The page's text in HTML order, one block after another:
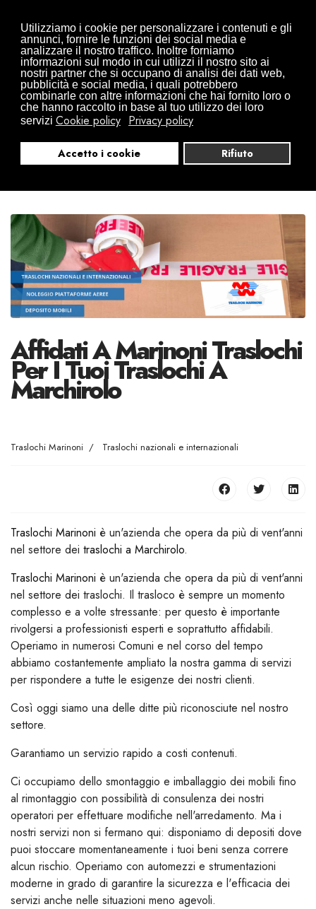
Utilizziamo i cookie per personalizzare i contenuti e gli
annunci, fornire le funzioni dei social media e
analizzare il nostro traffico. Inoltre forniamo
informazioni sul modo in cui utilizzi il nostro sito ai
nostri partner che si occupano di analisi dei dati web,
pubblicità e social media, i quali potrebbero
combinarle con altre informazioni che hai fornito loro o
che hanno raccolto in base al tuo utilizzo dei loro
servizi Cookie policy Privacy policy
Accetto i cookie Rifiuto
0322497832
+39 346 0941416
info@traslochimarinoni.it
Affidati A Marinoni Traslochi
Per I Tuoi Traslochi A
Marchirolo
Traslochi Marinoni Traslochi nazionali e internazionali
Traslochi Marinoni è un'azienda che opera da più di vent'anni
nel settore dei traslochi a Marchirolo.
Traslochi Marinoni è un'azienda che opera da più di vent'anni
nel settore dei traslochi. Il trasloco è sempre un momento
complesso e a volte stressante: per questo è importante
rivolgersi a professionisti esperti e soprattutto affidabili.
Operiamo in numerosi Comuni e nel corso del tempo
abbiamo costantemente ampliato la nostra gamma di servizi
per rispondere a tutte le esigenze dei nostri clienti.
Così oggi siamo una delle ditte più riconosciute nel nostro
settore.
Garantiamo un servizio rapido a costi contenuti.
Ci occupiamo dello smontaggio e imballaggio dei mobili fino
al rimontaggio con possibilità di consulenza dei nostri
operatori per effettuare modifiche nell'arredamento. Ma i
nostri servizi non si fermano qui: disponiamo di depositi dove
puoi stoccare momentaneamente i tuoi beni senza correre
alcun rischio. Operiamo con automezzi e strumentazioni
moderne in grado di garantire la sicurezza e l'efficacia dei
servizi anche nelle situazioni meno agevoli.